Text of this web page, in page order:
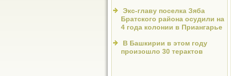
Экс-главу поселка Зяба
Братского района осудили на
4 года колонии в Приангарье
В Башкирии в этом году
произошло 30 терактов